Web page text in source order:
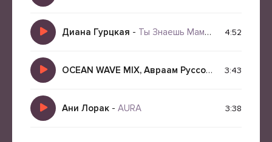
Диана Гурцкая - Ты Знаешь Мама (deep house atmospheric remix) 4:52
OCEAN WAVE MIX, Авраам Руссо
- Шоколадка
3:43
Ани Лорак - AURA 3:38